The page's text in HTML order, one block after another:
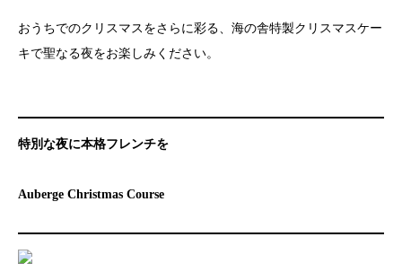
おうちでのクリスマスをさらに彩る、海の舎特製クリスマスケー
キで聖なる夜をお楽しみください。
特別な夜に本格フレンチを
Auberge Christmas Course